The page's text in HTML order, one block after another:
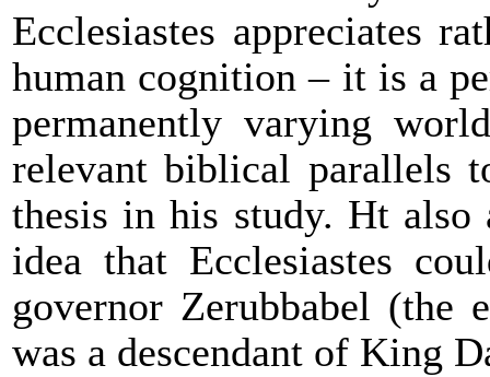
Ecclesiastes appreciates
human cognition – it is a
permanently varying
relevant biblical parallels
thesis in his study. Ht also
idea that Ecclesiastes
governor Zerubbabel
was a descendant of King